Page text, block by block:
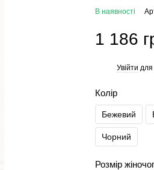
В наявності
1 186
Увійти для
Колір
Бежевий
Чорний
Розмір